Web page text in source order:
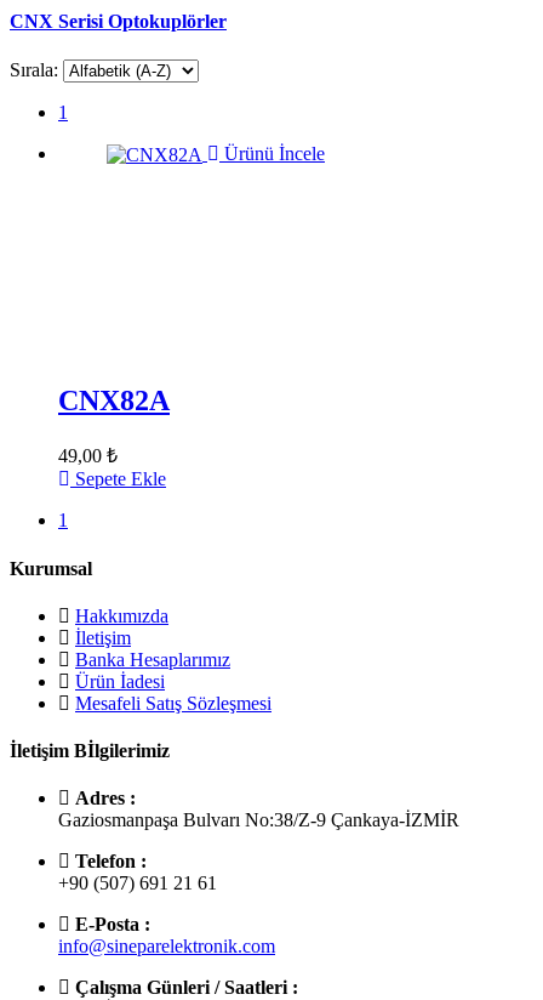
CNX Serisi Optokuplörler
Sırala:
1
Ürünü İncele
CNX82A
49,00 ₺
Sepete Ekle
1
Kurumsal
Hakkımızda
İletişim
Banka Hesaplarımız
Ürün İadesi
Mesafeli Satış Sözleşmesi
İletişim Bİlgilerimiz
Adres :
Gaziosmanpaşa Bulvarı No:38/Z-9 Çankaya-İZMİR
Telefon :
+90 (507) 691 21 61
E-Posta :
info@sineparelektronik.com
Çalışma Günleri / Saatleri :